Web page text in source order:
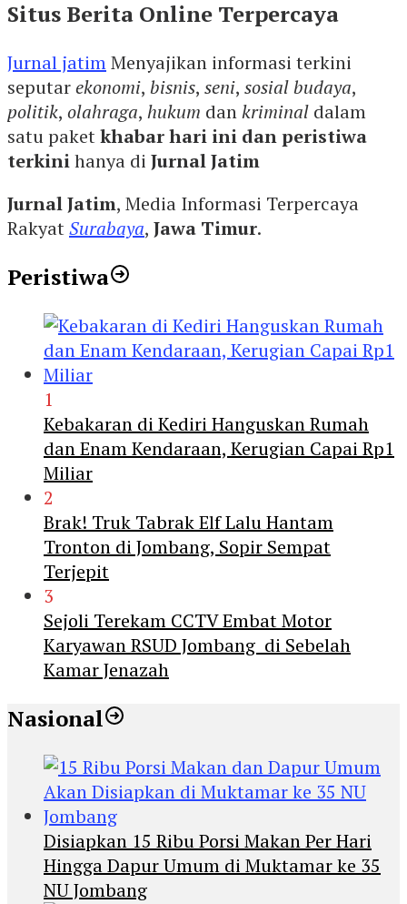
Situs Berita Online Terpercaya
Jurnal jatimMenyajikan informasi terkini
seputarekonomi, bisnis, seni, sosial budaya,
politik, olahraga, hukum dankriminal dalam
satu paketkhabar hari ini dan peristiwa
terkinihanya di Jurnal Jatim
Jurnal Jatim, Media Informasi Terpercaya
RakyatSurabaya, Jawa Timur.
Peristiwa
1
Kebakaran di Kediri Hanguskan Rumah
dan Enam Kendaraan, Kerugian Capai Rp1
Miliar
2
Brak! Truk Tabrak Elf Lalu Hantam
Tronton di Jombang, Sopir Sempat
Terjepit
3
Sejoli Terekam CCTV Embat Motor
Karyawan RSUD Jombang di Sebelah
Kamar Jenazah
Nasional
Disiapkan 15 Ribu Porsi Makan Per Hari
Hingga Dapur Umum di Muktamar ke 35
NU Jombang